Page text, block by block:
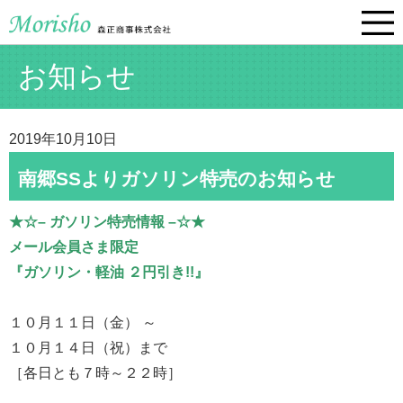
お知らせ
2019年10月10日
南郷SSよりガソリン特売のお知らせ
★☆– ガソリン特売情報 –☆★
メール会員さま限定
『ガソリン・軽油 ２円引き!!』
１０月１１日（金） ～
１０月１４日（祝）まで
［各日とも７時～２２時］